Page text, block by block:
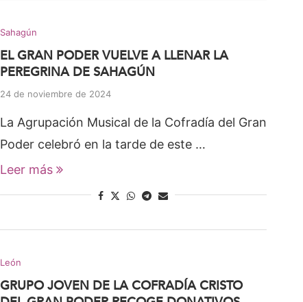
Sahagún
EL GRAN PODER VUELVE A LLENAR LA
PEREGRINA DE SAHAGÚN
24 de noviembre de 2024
La Agrupación Musical de la Cofradía del Gran
Poder celebró en la tarde de este …
Leer más
León
GRUPO JOVEN DE LA COFRADÍA CRISTO